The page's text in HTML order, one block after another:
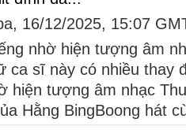
16/12/2025, 15:07
nhờ hiện tượng âm
ca sĩ này có nhiều thay
hiện tượng âm nhạc
Hằng BingBoong hát